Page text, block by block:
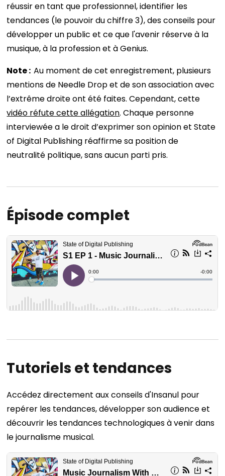
réussir en tant que professionnel, identifier les
tendances (le pouvoir du chiffre 3), des conseils pour
développer un public et ce que l'avenir réserve à la
musique, à la profession et à Genius.
Note :Au moment de cet enregistrement, plusieurs
mentions de Needle Drop et de son association avec
l’extrême droite ont été faites. Cependant, cette
vidéo réfute cette allégation. Chaque personne
interviewée a le droit d’exprimer son opinion et State
of Digital Publishing réaffirme sa position de
neutralité politique, sans aucun parti pris.
Épisode complet
Tutoriels et tendances
Accédez directement aux conseils d'Insanul pour
repérer les tendances, développer son audience et
découvrir les tendances technologiques à venir dans
le journalisme musical.